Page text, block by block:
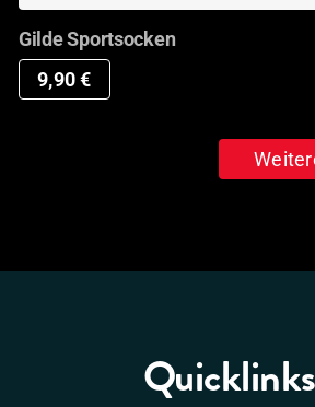
Gilde Sportsocken
9,90€
Quicklinks